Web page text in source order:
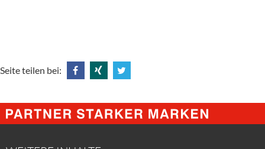
Seite teilen bei:
@
Facebook
@
Xing
@
Twitter